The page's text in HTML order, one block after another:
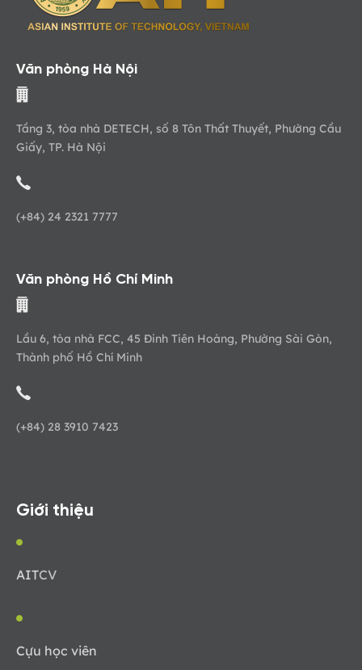
Văn phòng Hà Nội
Tầng 3, tòa nhà DETECH, số 8 Tôn Thất Thuyết, Phường Cầu
Giấy, TP. Hà Nội
(+84) 24 2321 7777
Văn phòng Hồ Chí Minh
Lầu 6, tòa nhà FCC, 45 Đinh Tiên Hoàng, Phường Sài Gòn,
Thành phố Hồ Chí Minh
(+84) 28 3910 7423
Giới thiệu
AITCV
Cựu học viên